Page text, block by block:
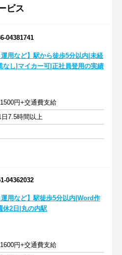
ビス
04381741
運用など】駅から徒歩5分以内|未経
なし|マイカー可|正社員登用の実績
円+交通費支給
7.5時間以上
04362032
運用など】駅徒歩5分以内|Word作
休2日|丸の内駅
円+交通費支給